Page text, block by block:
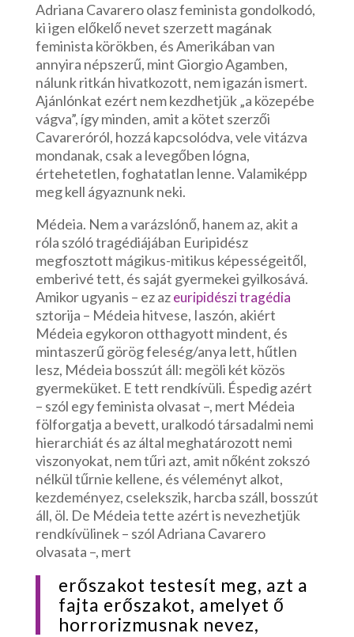
Adriana Cavarero olasz feminista gondolkodó,
ki igen előkelő nevet szerzett magának
feminista körökben, és Amerikában van
annyira népszerű, mint Giorgio Agamben,
nálunk ritkán hivatkozott, nem igazán ismert.
Ajánlónkat ezért nem kezdhetjük „a közepébe
vágva”, így minden, amit a kötet szerzői
Cavareróról, hozzá kapcsolódva, vele vitázva
mondanak, csak a levegőben lógna,
értehetetlen, foghatatlan lenne. Valamiképp
meg kell ágyaznunk neki.
Médeia. Nem a varázslónő, hanem az, akit a
róla szóló tragédiájában Euripidész
megfosztott mágikus-mitikus képességeitől,
emberivé tett, és saját gyermekei gyilkosává.
Amikor ugyanis – ez azeuripidészi tragédia
sztorija – Médeia hitvese, Iaszón, akiért
Médeia egykoron otthagyott mindent, és
mintaszerű görög feleség/anya lett, hűtlen
lesz, Médeia bosszút áll: megöli két közös
gyermeküket. E tett rendkívüli. Éspedig azért
– szól egy feminista olvasat –, mert Médeia
fölforgatja a bevett, uralkodó társadalmi nemi
hierarchiát és az által meghatározott nemi
viszonyokat, nem tűri azt, amit nőként zokszó
nélkül tűrnie kellene, és véleményt alkot,
kezdeményez, cselekszik, harcba száll, bosszút
áll, öl. De Médeia tette azért is nevezhetjük
rendkívülinek – szól Adriana Cavarero
olvasata –, mert
erőszakot testesít meg, azt a
fajta erőszakot, amelyet ő
horrorizmusnak nevez,